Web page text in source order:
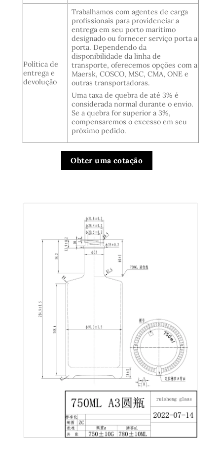
Política de
entrega e
devolução
Trabalhamos com agentes de carga
profissionais para providenciar a
entrega em seu porto marítimo
designado ou fornecer serviço porta a
porta. Dependendo da
disponibilidade da linha de
transporte, oferecemos opções com a
Maersk, COSCO, MSC, CMA, ONE e
outras transportadoras.
Uma taxa de quebra de até 3% é
considerada normal durante o envio.
Se a quebra for superior a 3%,
compensaremos o excesso em seu
próximo pedido.
Obter uma cotação